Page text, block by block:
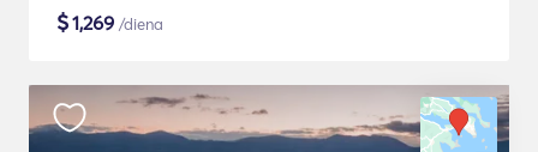
$1,269 /diena